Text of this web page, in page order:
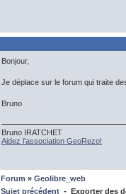
Bonjour,
Je déplace sur le forum qui traite
Bruno
Bruno IRATCHET
Aidez l'association GeoRezo!
Forum » Geolibre_web
Sujet précédent - Exporter des